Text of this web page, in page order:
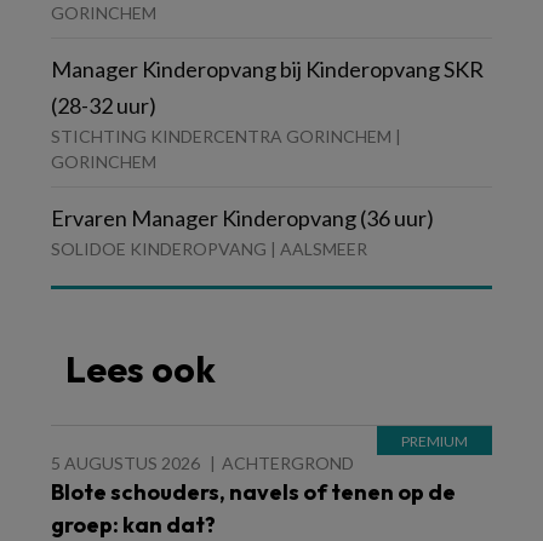
GORINCHEM
Manager Kinderopvang bij Kinderopvang SKR
(28-32 uur)
STICHTING KINDERCENTRA GORINCHEM |
GORINCHEM
Ervaren Manager Kinderopvang (36 uur)
SOLIDOE KINDEROPVANG | AALSMEER
Lees ook
5 AUGUSTUS 2026 ACHTERGROND
Blote schouders, navels of tenen op de
groep: kan dat?